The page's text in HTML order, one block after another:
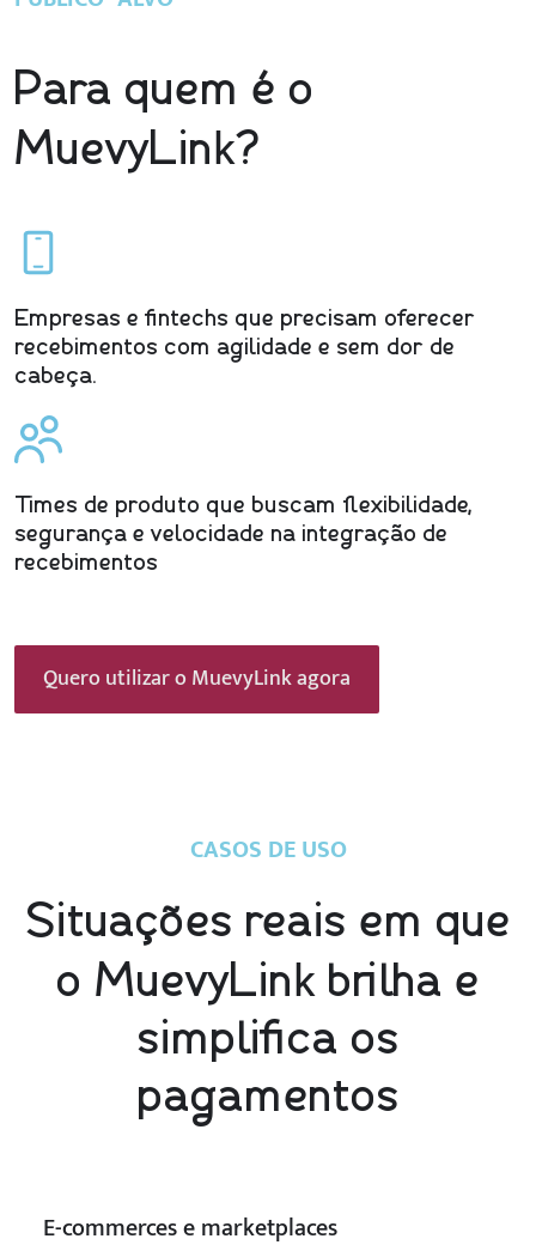
Para quem é o
MuevyLink?
Empresas e fintechs que precisam oferecer
recebimentos com agilidade e sem dor de
cabeça.
Times de produto que buscam flexibilidade,
segurança e velocidade na integração de
recebimentos
Quero utilizar o MuevyLink agora
CASOS DE USO
Situações reais em que
o MuevyLink brilha e
simplifica os
pagamentos
E-commerces e marketplaces